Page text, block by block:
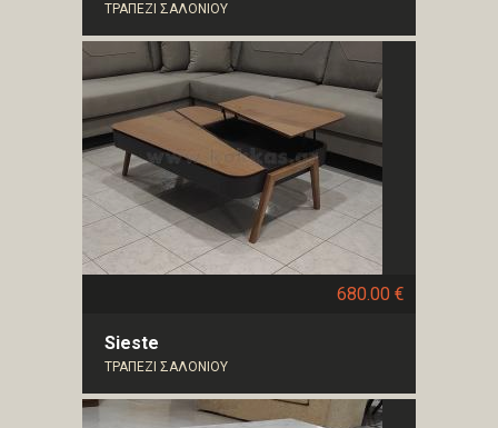
ΤΡΑΠΕΖΙ ΣΑΛΟΝΙΟΥ
680.00 €
Sieste
ΤΡΑΠΕΖΙ ΣΑΛΟΝΙΟΥ